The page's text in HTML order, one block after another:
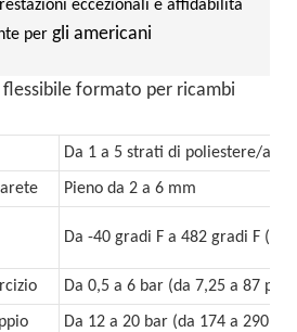
eccezionali e affidabilità
per gli americani
formato per ricambi
Da 1 a 5 strati di poliestere/
Pieno da 2 a 6 mm
Da -40 gradi F a 482 gradi F
Da 0,5 a 6 bar (da 7,25 a 87 psi)
Da 12 a 20 bar (da 174 a 290 psi)